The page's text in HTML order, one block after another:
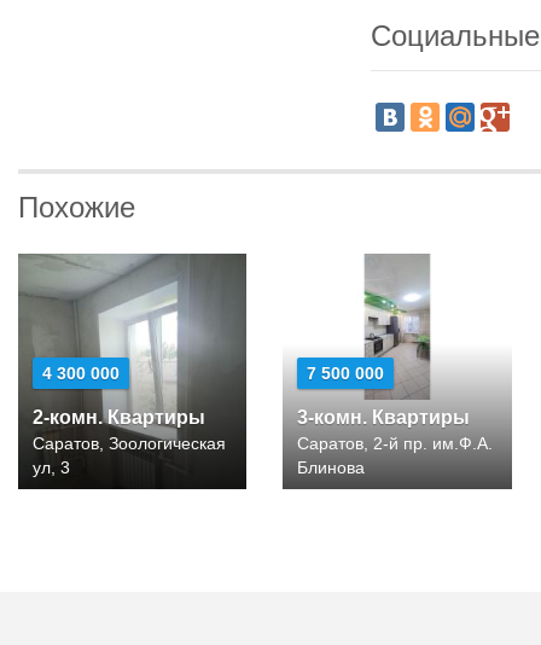
Похожие
4 300 000
2-комн. Квартиры
Саратов, Зоологическая
ул, 3
7 500 000
3-комн. Квартиры
Саратов, 2-й пр. им.Ф.А.
Блинова